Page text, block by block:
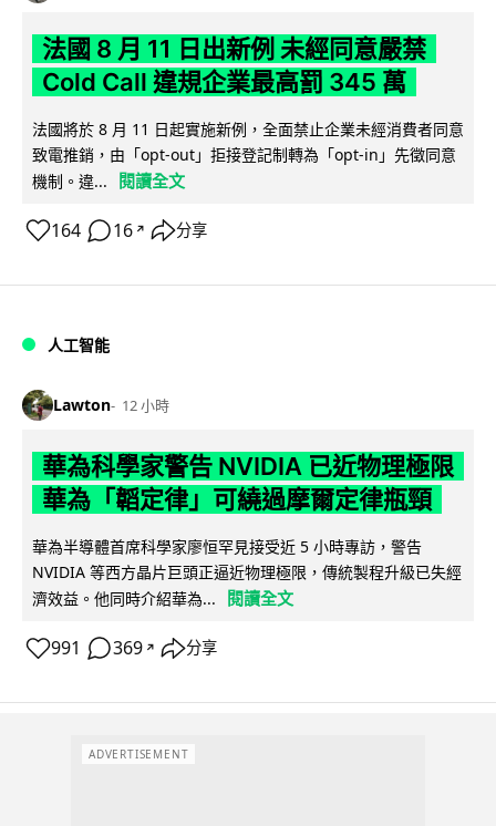
法國 8 月 11 日出新例 未經同意嚴禁
Cold Call 違規企業最高罰 345 萬
法國將於 8 月 11 日起實施新例，全面禁止企業未經消費者同意
致電推銷，由「opt-out」拒接登記制轉為「opt-in」先徵同意
機制。違...
閱讀全文
164 16 ↗ 分享
人工智能
Lawton 12 小時
華為科學家警告 NVIDIA 已近物理極限
華為「韜定律」可繞過摩爾定律瓶頸
華為半導體首席科學家廖恒罕見接受近 5 小時專訪，警告
NVIDIA 等西方晶片巨頭正逼近物理極限，傳統製程升級已失經
濟效益。他同時介紹華為...
閱讀全文
991 369 ↗ 分享
ADVERTISEMENT